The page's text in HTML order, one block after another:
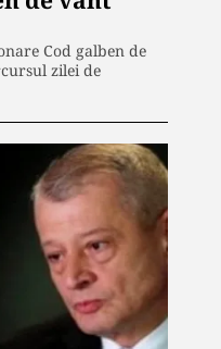
Cod galben de
zilei de